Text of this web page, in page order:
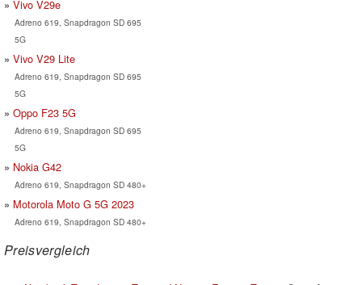
Vivo V29e
Adreno 619, Snapdragon SD 695
5G
Vivo V29 Lite
Adreno 619, Snapdragon SD 695
5G
Oppo F23 5G
Adreno 619, Snapdragon SD 695
5G
Nokia G42
Adreno 619, Snapdragon SD 480+
Motorola Moto G 5G 2023
Adreno 619, Snapdragon SD 480+
Preisvergleich